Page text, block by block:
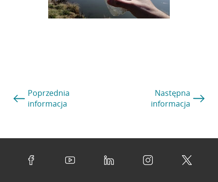
Poprzednia
informacja
Następna
informacja